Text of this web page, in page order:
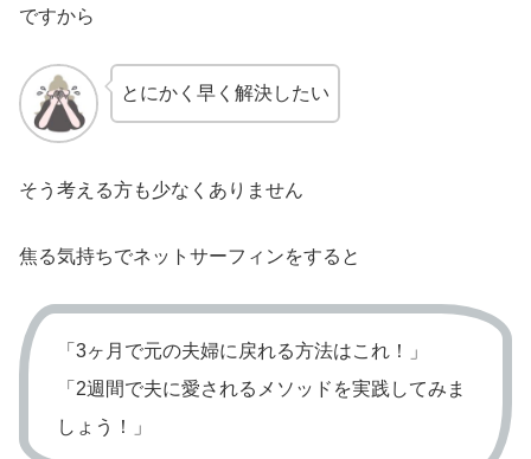
ですから
とにかく早く解決したい
そう考える方も少なくありません
焦る気持ちでネットサーフィンをすると
「3ヶ月で元の夫婦に戻れる方法はこれ！」
「2週間で夫に愛されるメソッドを実践してみま
しょう！」